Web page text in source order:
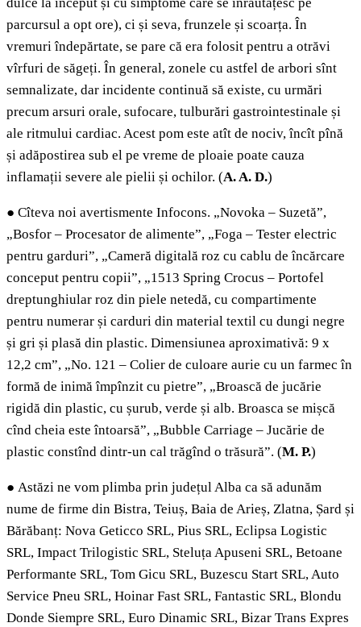
dulce la început și cu simptome care se înrăutățesc pe
parcursul a opt ore), ci și seva, frunzele și scoarța. În
vremuri îndepărtate, se pare că era folosit pentru a otrăvi
vîrfuri de săgeți. În general, zonele cu astfel de arbori sînt
semnalizate, dar incidente continuă să existe, cu urmări
precum arsuri orale, sufocare, tulburări gastrointestinale și
ale ritmului cardiac. Acest pom este atît de nociv, încît pînă
și adăpostirea sub el pe vreme de ploaie poate cauza
inflamații severe ale pielii și ochilor. (A.A. D.)
● Cîteva noi avertismente Infocons. „Novoka – Suzetă”,
„Bosfor – Procesator de alimente”, „Foga – Tester electric
pentru garduri”, „Cameră digitală roz cu cablu de încărcare
conceput pentru copii”, „1513 Spring Crocus – Portofel
dreptunghiular roz din piele netedă, cu compartimente
pentru numerar și carduri din material textil cu dungi negre
și gri și plasă din plastic. Dimensiunea aproximativă: 9 x
12,2 cm”, „No. 121 – Colier de culoare aurie cu un farmec în
formă de inimă împînzit cu pietre”, „Broască de jucărie
rigidă din plastic, cu șurub, verde și alb. Broasca se mișcă
cînd cheia este întoarsă”, „Bubble Carriage – Jucărie de
plastic constînd dintr-un cal trăgînd o trăsură”. (M. P.)
● Astăzi ne vom plimba prin județul Alba ca să adunăm
nume de firme din Bistra, Teiuș, Baia de Arieș, Zlatna, Șard și
Bărăbanț: Nova Geticco SRL, Pius SRL, Eclipsa Logistic
SRL, Impact Trilogistic SRL, Steluța Apuseni SRL, Betoane
Performante SRL, Tom Gicu SRL, Buzescu Start SRL, Auto
Service Pneu SRL, Hoinar Fast SRL, Fantastic SRL, Blondu
Donde Siempre SRL, Euro Dinamic SRL, Bizar Trans Expres